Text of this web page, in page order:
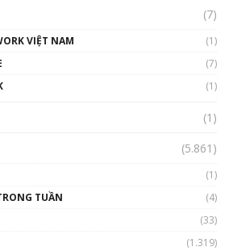
14: MemeCoin – Trò đùa tỷ đô
(7)
VIỆT NAM
(1)
(7)
(1)
(1)
(5.861)
(1)
TUẦN
(4)
(33)
(1.319)